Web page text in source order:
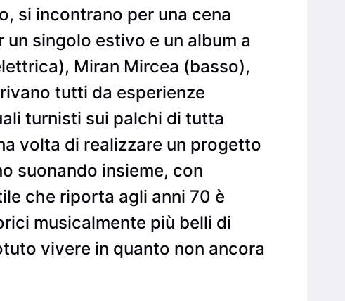
si incontrano per una cena
singolo estivo e un album a
Miran Mircea (basso),
tutti da esperienze
turnisti sui palchi di tutta
volta di realizzare un progetto
suonando insieme, con
che riporta agli anni 70 è
musicalmente più belli di
vivere in quanto non ancora